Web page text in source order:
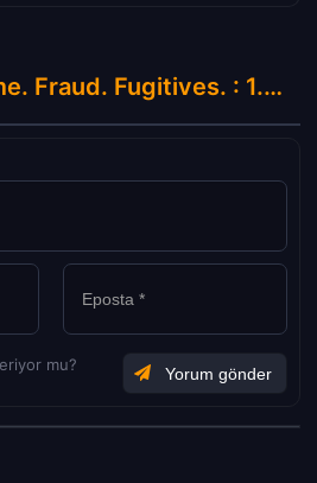
Bad Vegan Fame. Fraud. Fugitives. : 1.Sezon 1.Bölüm Hakkında Yorumlar
mu?